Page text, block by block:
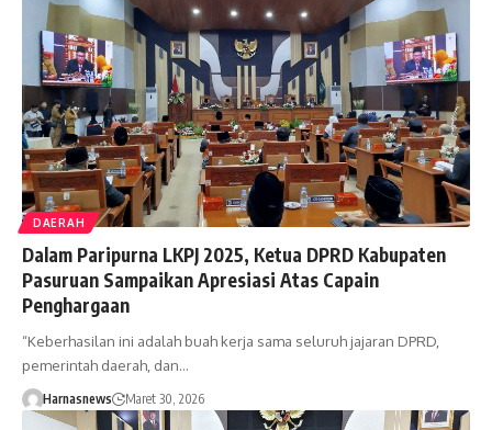
DAERAH
Dalam Paripurna LKPJ 2025, Ketua DPRD Kabupaten
Pasuruan Sampaikan Apresiasi Atas Capain
Penghargaan
“Keberhasilan ini adalah buah kerja sama seluruh jajaran DPRD,
pemerintah daerah, dan…
Harnasnews Maret 30, 2026